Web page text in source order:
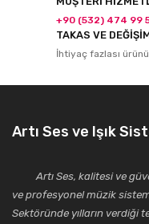
+90 (532) 474 99
TAKAS VE
İhtiyaç fazlası
Artı Ses ve Işık
Artı Ses, kalitesi ve
ve profesyonel müzik
Sektöründe yılların verdiği